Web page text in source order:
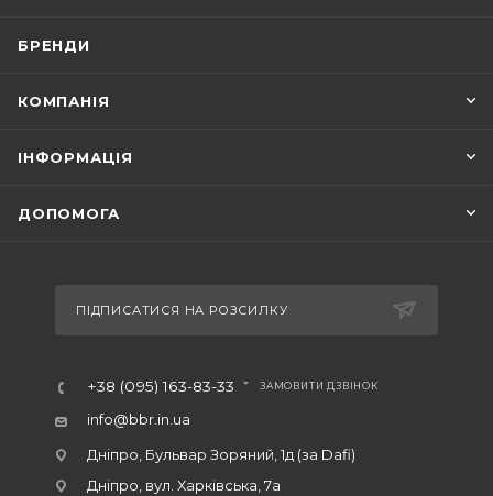
БРЕНДИ
КОМПАНІЯ
ІНФОРМАЦІЯ
ДОПОМОГА
ПІДПИСАТИСЯ НА РОЗСИЛКУ
+38 (095) 163-83-33 ЗАМОВИТИ ДЗВІНОК
info@bbr.in.ua
Дніпро, Бульвар Зоряний, 1д (за Dafi)
Дніпро, вул. Харківська, 7а